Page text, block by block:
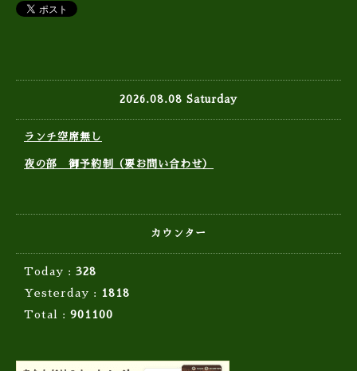
2026.08.08 Saturday
ランチ空席無し
夜の部 御予約制（要お問い合わせ）
カウンター
Today : 328
Yesterday :
1818
Total : 901100